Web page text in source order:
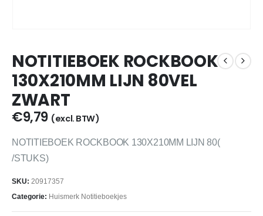
NOTITIEBOEK ROCKBOOK
130X210MM LIJN 80VEL
ZWART
€9,79 (excl. BTW)
NOTITIEBOEK ROCKBOOK 130X210MM LIJN 80(
/STUKS)
SKU: 20917357
Categorie: Huismerk Notitieboekjes